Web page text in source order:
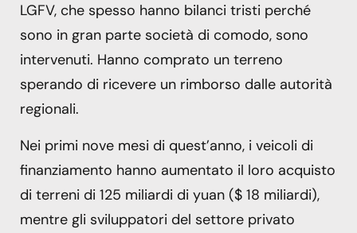
LGFV, che spesso hanno bilanci tristi perché
sono in gran parte società di comodo, sono
intervenuti. Hanno comprato un terreno
sperando di ricevere un rimborso dalle autorità
regionali.
Nei primi nove mesi di quest’anno, i veicoli di
finanziamento hanno aumentato il loro acquisto
di terreni di 125 miliardi di yuan ($ 18 miliardi),
mentre gli sviluppatori del settore privato